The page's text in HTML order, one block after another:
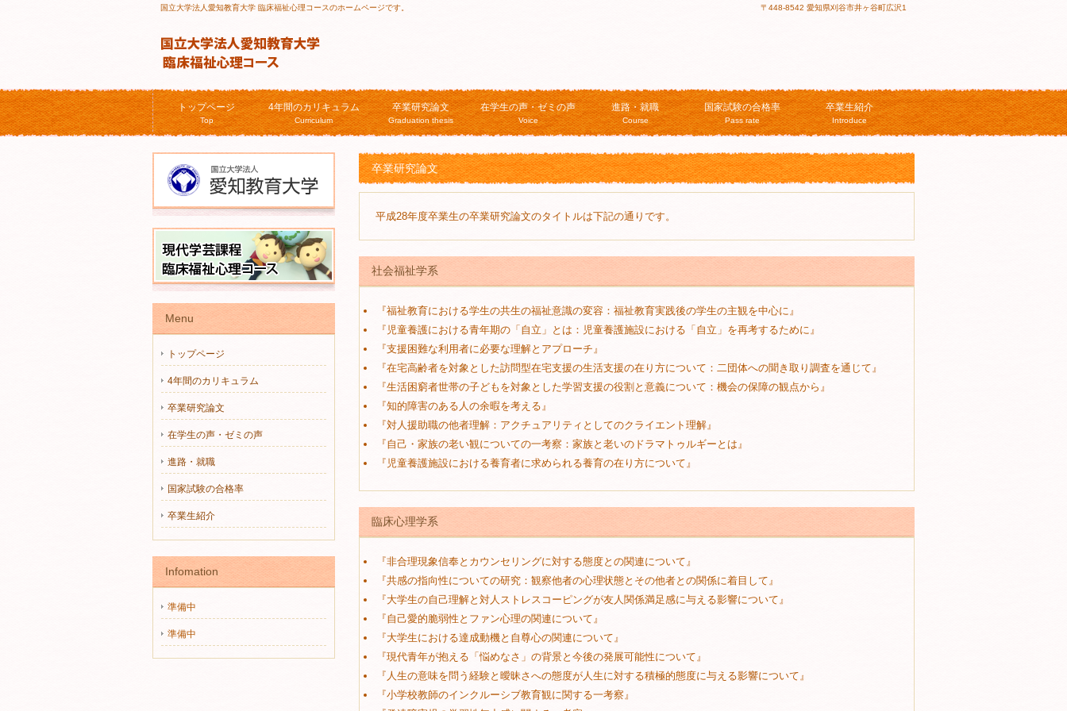
国立大学法人愛知教育大学 臨床福祉心理コースのホームページです。 〒448-8542 愛知県刈谷市井ヶ谷町広沢1
トップページ
Top
4年間のカリキュラム
Curriculum
卒業研究論文
Graduation thesis
在学生の声・ゼミの声
Voice
進路・就職
Course
国家試験の合格率
Pass rate
卒業生紹介
Introduce
卒業研究論文
平成28年度卒業生の卒業研究論文のタイトルは下記の通りです。
社会福祉学系
『福祉教育における学生の共生の福祉意識の変容：福祉教育実践後の学生の主観を中心に』
『児童養護における青年期の「自立」とは：児童養護施設における「自立」を再考するために』
『支援困難な利用者に必要な理解とアプローチ』
『在宅高齢者を対象とした訪問型在宅支援の生活支援の在り方について：二団体への聞き取り調査を通じて』
『生活困窮者世帯の子どもを対象とした学習支援の役割と意義について：機会の保障の観点から』
『知的障害のある人の余暇を考える』
『対人援助職の他者理解：アクチュアリティとしてのクライエント理解』
『自己・家族の老い観についての一考察：家族と老いのドラマトゥルギーとは』
『児童養護施設における養育者に求められる養育の在り方について』
臨床心理学系
『非合理現象信奉とカウンセリングに対する態度との関連について』
『共感の指向性についての研究：観察他者の心理状態とその他者との関係に着目して』
『大学生の自己理解と対人ストレスコーピングが友人関係満足感に与える影響について』
『自己愛的脆弱性とファン心理の関連について』
『大学生における達成動機と自尊心の関連について』
『現代青年が抱える「悩めなさ」の背景と今後の発展可能性について』
『人生の意味を問う経験と曖昧さへの態度が人生に対する積極的態度に与える影響について』
『小学校教師のインクルーシブ教育観に関する一考察』
Menu
トップページ
4年間のカリキュラム
卒業研究論文
在学生の声・ゼミの声
進路・就職
国家試験の合格率
卒業生紹介
Infomation
準備中
準備中